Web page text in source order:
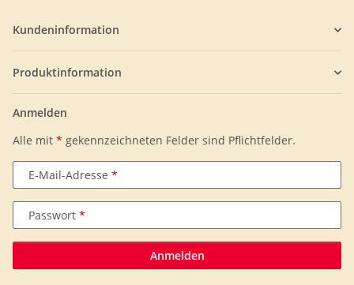
Kundeninformation
Produktinformation
Anmelden
Alle mit * gekennzeichneten Felder sind Pflichtfelder.
E-Mail-Adresse
Passwort
Anmelden